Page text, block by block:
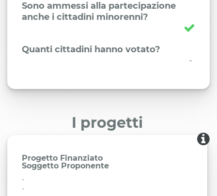
Sono ammessi alla partecipazione
anche i cittadini minorenni?
Quanti cittadini hanno votato?
-
I progetti
Progetto Finanziato
Soggetto Proponente
-
-